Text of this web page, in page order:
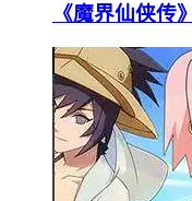
《魔界仙侠传